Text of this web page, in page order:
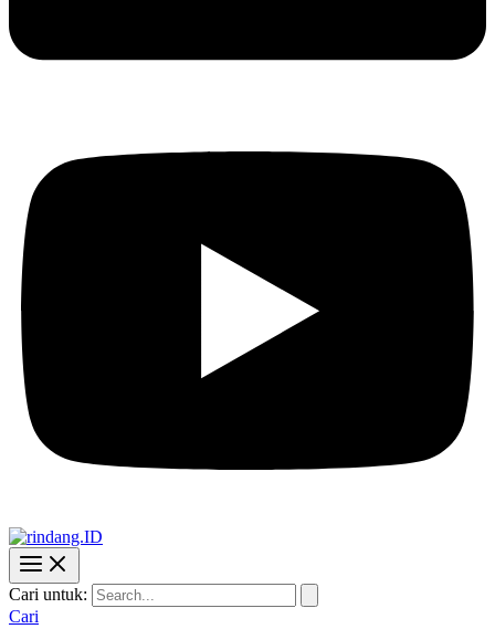
Cari untuk:
Cari